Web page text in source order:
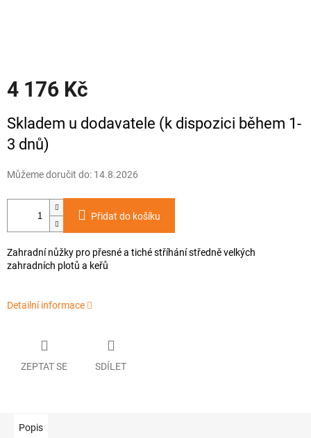
4 176 Kč
cena:
Skladem u dodavatele (k dispozici během 1-
3 dnů)
Můžeme doručit do: 14.8.2026
Přidat do košíku
Zahradní nůžky pro přesné a tiché stříhání středně velkých
zahradních plotů a keřů
Detailní informace
ZEPTAT SE SDÍLET
Popis